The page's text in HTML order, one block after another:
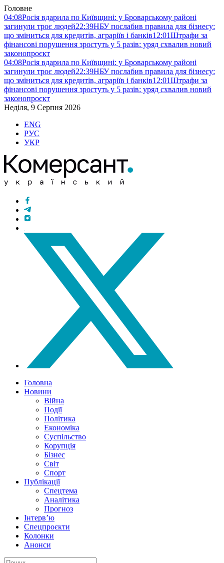
Головне
04:08Росія вдарила по Київщині: у Броварському районі
загинули троє людей22:39НБУ послабив правила для бізнесу:
що зміниться для кредитів, аграріїв і банків12:01Штрафи за
фінансові порушення зростуть у 5 разів: уряд схвалив новий
законопроєкт
04:08Росія вдарила по Київщині: у Броварському районі
загинули троє людей22:39НБУ послабив правила для бізнесу:
що зміниться для кредитів, аграріїв і банків12:01Штрафи за
фінансові порушення зростуть у 5 разів: уряд схвалив новий
законопроєкт
Неділя, 9 Серпня 2026
ENG
РУС
УКР
Головна
Новини
Війна
Події
Політика
Економіка
Суспільство
Корупція
Бізнес
Світ
Спорт
Публікації
Спецтема
Аналітика
Прогноз
Інтерв’ю
Спецпроєкти
Колонки
Анонси